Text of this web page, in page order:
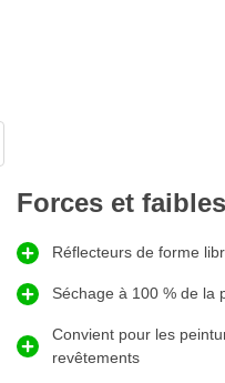
Forces et
Réflecteurs de forme
Séchage à 100 % de la
Convient pour les
revêtements